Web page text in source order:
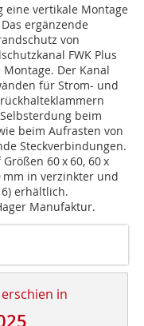
eine vertikale Montage
ergänzende
von
FWK Plus
Der Kanal
für Strom- und
beim
beim Aufrasten von
Steckverbindungen.
60 x 60, 60 x
mm in verzinkter und
erhältlich.
Manufaktur.
in